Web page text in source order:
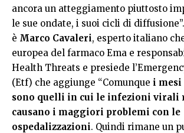
ancora un atteggiamento piuttosto
le sue ondate, i suoi cicli di
è Marco Cavaleri, esperto italiano
europea del farmaco Ema e
Health Threats e presiede
(Etf) che aggiunge “Comunque i
sono quelli in cui le infezioni virali
causano i maggiori problemi con le
ospedalizzazioni. Quindi rimane un